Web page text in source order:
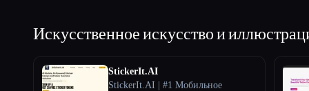
Искусственное искусство и
StickerIt.AI
StickerIt.AI | #1 Мобильное